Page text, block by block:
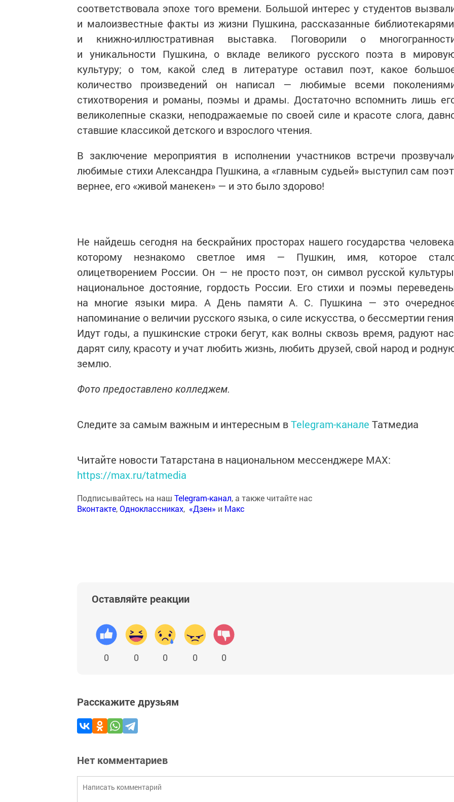
соответствовала эпохе того времени. Большой интерес у студентов
и малоизвестные факты из жизни Пушкина, рассказанные
и книжно-иллюстративная выставка. Поговорили о
и уникальности Пушкина, о вкладе великого русского поэта в
культуру; о том, какой след в литературе оставил поэт, какое
количество произведений он написал — любимые всеми
стихотворения и романы, поэмы и драмы. Достаточно вспомнить лишь
великолепные сказки, неподражаемые по своей силе и красоте слога,
ставшие классикой детского и взрослого чтения.
В заключение мероприятия в исполнении участников встречи
любимые стихи Александра Пушкина, а «главным судьей» выступил сам
вернее, его «живой манекен» — и это было здорово!
Не найдешь сегодня на бескрайних просторах нашего государства
которому незнакомо светлое имя — Пушкин, имя, которое
олицетворением России. Он — не просто поэт, он символ русской
национальное достояние, гордость России. Его стихи и поэмы
на многие языки мира. А День памяти А. С. Пушкина — это
напоминание о величии русского языка, о силе искусства, о бессмертии
Идут годы, а пушкинские строки бегут, как волны сквозь время, радуют
дарят силу, красоту и учат любить жизнь, любить друзей, свой народ и
землю.
Фото предоставлено колледжем.
Следите за самым важным и интересным вTelegram-канале Татмедиа
Читайте новости Татарстана в национальном мессенджере MАХ:
https://max.ru/tatmedia
Подписывайтесь на наш Telegram-канал, а также читайте нас
Вконтакте,Одноклассниках, «Дзен» и Макс
Оставляйте реакции
0 0 0 0 0
Расскажите друзьям
Нет комментариев